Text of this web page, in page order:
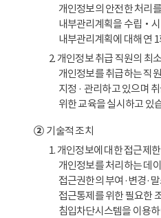
개인정보의 안전한 처리
내부관리계획을 수립‧
내부관리계획에 대해 연
2. 개인정보 취급 직원의 최
개인정보를 취급하는 직
지정 · 관리하고 있으며
위한 교육을 실시하고 있
②기술적 조치
1. 개인정보에 대한 접근제한
개인정보를 처리하는 데
접근권한의 부여·변경·
접근통제를 위한 필요한
침입차단시스템을 이용